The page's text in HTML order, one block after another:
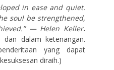
in ease and quiet.
soul be strengthened,
— Helen Keller.
dalam ketenangan.
yang dapat
diraih.)